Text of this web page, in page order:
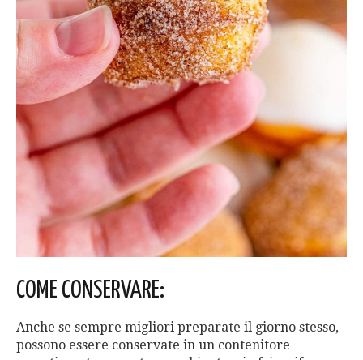
COME CONSERVARE:
Anche se sempre migliori preparate il giorno stesso,
possono essere conservate in un contenitore